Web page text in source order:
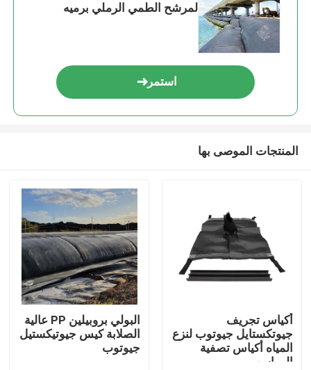
لمرشح الطمي الرملي برميه
استمر
المنتجات الموصى بها
أكياس تجريف
جيوتكستايل جيوتوب لنزع
المياه أكياس تصفية
الرواسب
البولي بروبيلين PP عالية
الصلابة كيس جيوتيكستيل
جيوتوب